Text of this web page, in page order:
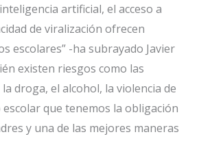
artificial, el acceso a
de viralización ofrecen
escolares” -ha subrayado Javier
existen riesgos como las
droga, el alcohol, la violencia de
que tenemos la obligación
y una de las mejores maneras